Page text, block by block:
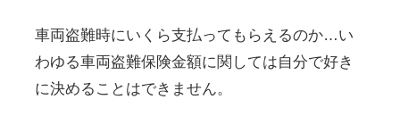
車両盗難時にいくら支払ってもらえるのか…い
わゆる車両盗難保険金額に関しては自分で好き
に決めることはできません。